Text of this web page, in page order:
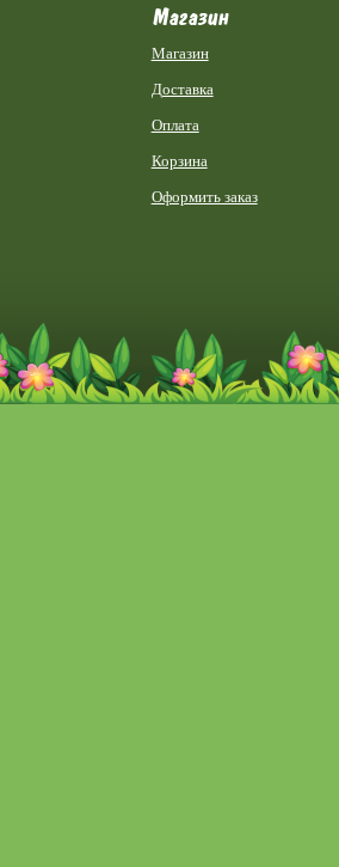
Магазин
Магазин
Доставка
Оплата
Корзина
Оформить заказ